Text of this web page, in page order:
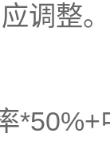
调整。